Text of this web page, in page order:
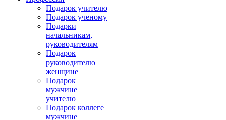
Подарок учителю
Подарок ученому
Подарки
начальникам,
руководителям
Подарок
руководителю
женщине
Подарок
мужчине
учителю
Подарок коллеге
мужчине